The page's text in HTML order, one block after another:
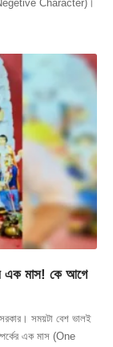
Character)।
এক মাস! কে আগে
সরকার। সময়টা বেশ ভালই
এক মাস (One